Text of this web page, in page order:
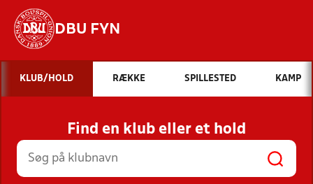
DBU FYN
Hvad vil du søge efter?
INDHOLD OG NYHEDER
STILLINGER, RESULTATER, KLUBBER OG
HOLD
KLUB/HOLD RÆKKE SPILLESTED KAMP
Find en klub eller et hold